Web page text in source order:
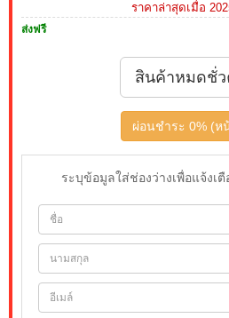
ราคาล่าสุดเมื่อ
ส่งฟรี
สินค้าหมดชั่ว
ผ่อนชำระ 0% (ห
ระบุข้อมูลใส่ช่องว่างเพื่อแจ้งเ